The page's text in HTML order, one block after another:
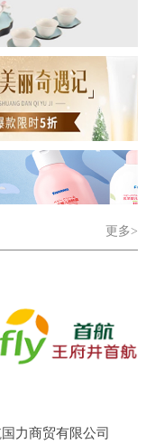
更多>
力商贸有限公司